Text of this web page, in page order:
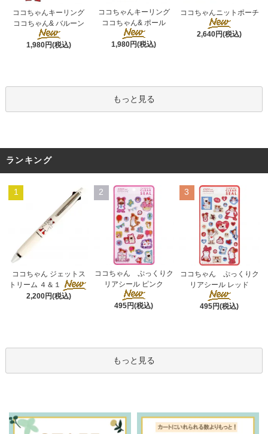
ココちゃんキーリング
ココちゃん& バルーン
1,980円(税込)
ココちゃんキーリング
ココちゃん& ポール
1,980円(税込)
ココちゃんニットポーチ
2,640円(税込)
もっと見る
ランキング
1
ココちゃん ジェットス
トリーム ４＆１
2,200円(税込)
2
ココちゃん ぷっくりク
リアシール ピンク
495円(税込)
3
ココちゃん ぷっくりク
リアシール レッド
495円(税込)
もっと見る